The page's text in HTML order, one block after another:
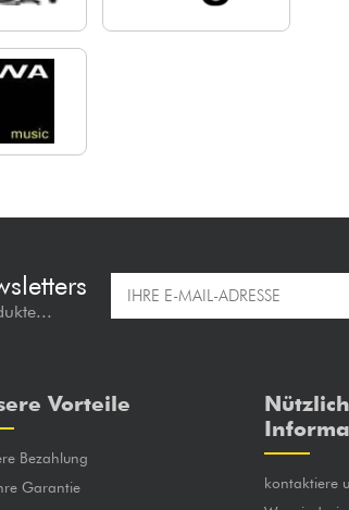
Vorteile
Bezahlung
Garantie
kontaktiere